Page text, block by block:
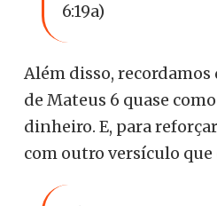
6:19a)
Além disso, recordamos
de Mateus 6 quase
dinheiro. E, para
com outro versículo que